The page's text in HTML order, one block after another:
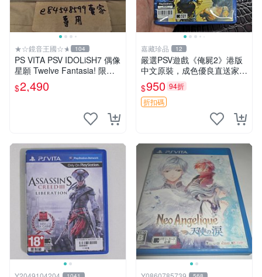
★☆鏡音王國☆★ 104
PS VITA PSV IDOLiSH7 偶像
星願 Twelve Fantasia! 限定
版 純日版 日文版 特裝版
$2,490
嘉藏珍品 12
嚴選PSV遊戲《俺屍2》港版
中文原裝，成色優良直送家門
口 俺屍2 PSV 港版 中文
$950 94折
折扣碼